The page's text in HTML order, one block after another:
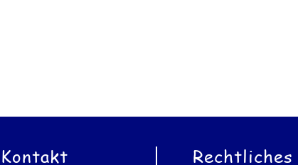
Kontakt Rechtliches